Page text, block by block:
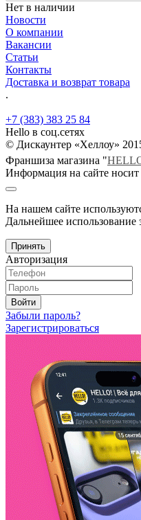
Нет в наличии
Новости
О компании
Вакансии
Статьи
Контакты
Доставка и возврат товара
.
+7 (383) 383 25 84
Hello в соц.сетях
© Дискаунтер «Хеллоу»
Франшиза магазина "
Информация на сайте
На нашем сайте
Дальнейшее использование
Принять
Авторизация
Войти
Забыли пароль?
Зарегистрироваться